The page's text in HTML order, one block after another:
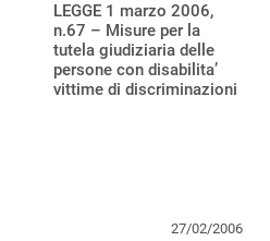
LEGGE 1 marzo 2006,
n.67 – Misure per la
tutela giudiziaria delle
persone con disabilita’
vittime di discriminazioni
27/02/2006